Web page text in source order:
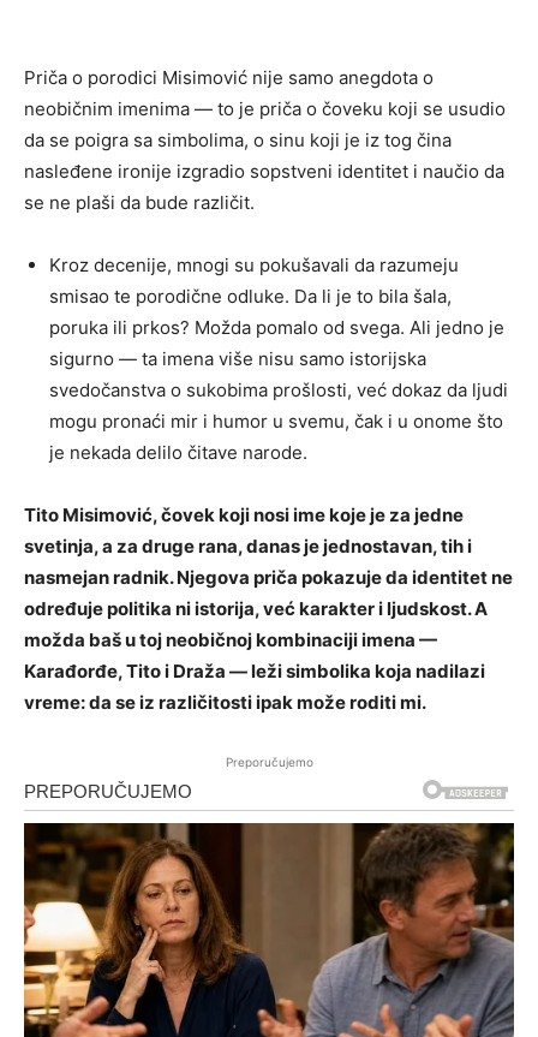
Priča o porodici Misimović nije samo anegdota o
neobičnim imenima — to je priča o čoveku koji se usudio
da se poigra sa simbolima, o sinu koji je iz tog čina
nasleđene ironije izgradio sopstveni identitet i naučio da
se ne plaši da bude različit.
Kroz decenije, mnogi su pokušavali da razumeju
smisao te porodične odluke. Da li je to bila šala,
poruka ili prkos? Možda pomalo od svega. Ali jedno je
sigurno — ta imena više nisu samo istorijska
svedočanstva o sukobima prošlosti, već dokaz da ljudi
mogu pronaći mir i humor u svemu, čak i u onome što
je nekada delilo čitave narode.
Tito Misimović, čovek koji nosi ime koje je za jedne
svetinja, a za druge rana, danas je jednostavan, tih i
nasmejan radnik. Njegova priča pokazuje da identitet ne
određuje politika ni istorija, već karakter i ljudskost. A
možda baš u toj neobičnoj kombinaciji imena —
Karađorđe, Tito i Draža — leži simbolika koja nadilazi
vreme: da se iz različitosti ipak može roditi mi.
Preporučujemo